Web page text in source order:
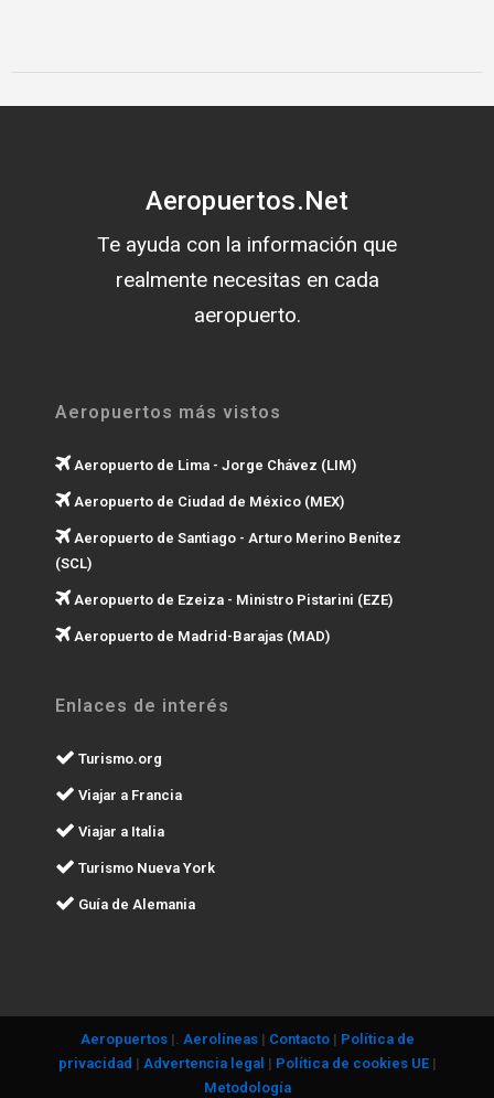
Aeropuertos.Net
Te ayuda con la información que
realmente necesitas en cada
aeropuerto.
Aeropuertos más vistos
Aeropuerto de Lima - Jorge Chávez (LIM)
Aeropuerto de Ciudad de México (MEX)
Aeropuerto de Santiago - Arturo Merino Benítez
(SCL)
Aeropuerto de Ezeiza - Ministro Pistarini (EZE)
Aeropuerto de Madrid-Barajas (MAD)
Enlaces de interés
Turismo.org
Viajar a Francia
Viajar a Italia
Turismo Nueva York
Guía de Alemania
Aeropuertos|. Aerolíneas| Contacto| Política de
privacidad | Advertencia legal | Política de cookies UE|
Metodología